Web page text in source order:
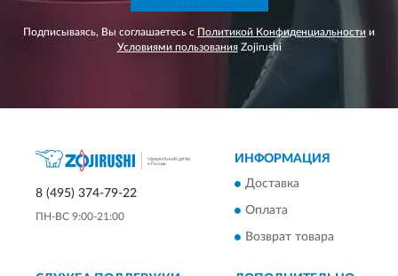
Подписываясь, Вы соглашаетесь с Политикой Конфиденциальности и
Условиями пользованияZojirushi
8 (495) 374-79-22
ПН-ВС 9:00-21:00
ИНФОРМАЦИЯ
Доставка
Оплата
Возврат товара